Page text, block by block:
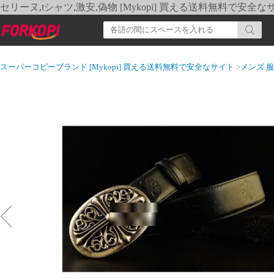
セリーヌ,tシャツ,激安,偽物 [Mykopi] 買える送料無料で安全な
スーパーコピーブランド [Mykopi] 買える送料無料で安全なサイト >メンズ 服